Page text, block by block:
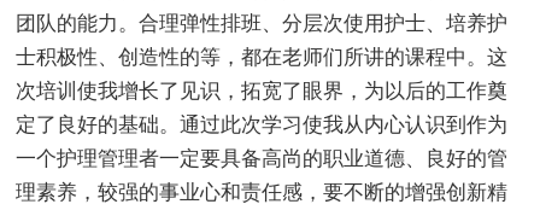
团队的能力。合理弹性排班、分层次使用护士、培养护
士积极性、创造性的等，都在老师们所讲的课程中。这
次培训使我增长了见识，拓宽了眼界，为以后的工作奠
定了良好的基础。通过此次学习使我从内心认识到作为
一个护理管理者一定要具备高尚的职业道德、良好的管
理素养，较强的事业心和责任感，要不断的增强创新精